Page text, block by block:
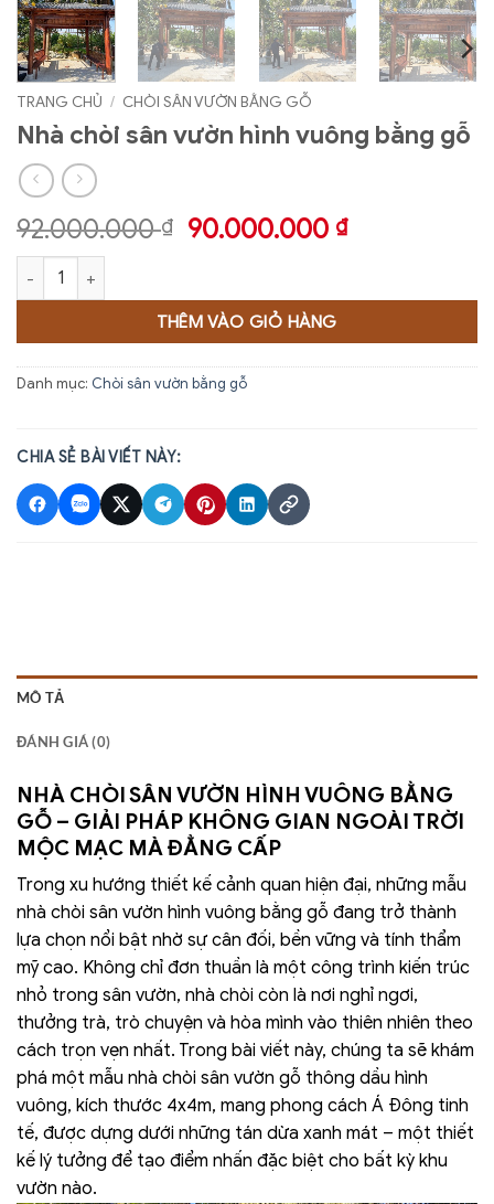
TRANG CHỦ / CHÒI SÂN VƯỜN BẰNG GỖ
Nhà chòi sân vườn hình vuông bằng gỗ
92.000.000₫
Giá
92.000.000 ₫.
90.000.000 ₫Giá
là:
90.000.000
Nhà chòi sân vườn hình vuông bằng gỗ số lượng
THÊM VÀO GIỎ HÀNG
Danh mục: Chòi sân vườn bằng gỗ
CHIA SẺ BÀI VIẾT NÀY:
MÔ TẢ
ĐÁNH GIÁ (0)
NHÀ CHÒI SÂN VƯỜN HÌNH VUÔNG BẰNG
GỖ – GIẢI PHÁP KHÔNG GIAN NGOÀI TRỜI
MỘC MẠC MÀ ĐẲNG CẤP
Trong xu hướng thiết kế cảnh quan hiện đại, những mẫu
nhà chòi sân vườn hình vuông bằng gỗ đang trở thành
lựa chọn nổi bật nhờ sự cân đối, bền vững và tính thẩm
mỹ cao. Không chỉ đơn thuần là một công trình kiến trúc
nhỏ trong sân vườn, nhà chòi còn là nơi nghỉ ngơi,
thưởng trà, trò chuyện và hòa mình vào thiên nhiên theo
cách trọn vẹn nhất. Trong bài viết này, chúng ta sẽ khám
phá một mẫu nhà chòi sân vườn gỗ thông dầu hình
vuông, kích thước 4x4m, mang phong cách Á Đông tinh
tế, được dựng dưới những tán dừa xanh mát – một thiết
kế lý tưởng để tạo điểm nhấn đặc biệt cho bất kỳ khu
vườn nào.